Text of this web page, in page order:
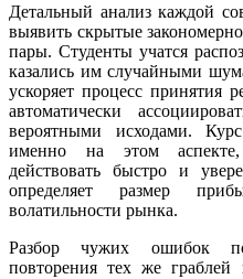
Детальный анализ каждой
выявить скрытые
пары. Студенты учатся
казались им случайными
ускоряет процесс принятия
автоматически
вероятными исходами.
именно на этом
действовать быстро и
определяет размер
волатильности рынка.
Разбор чужих ошибок
повторения тех же